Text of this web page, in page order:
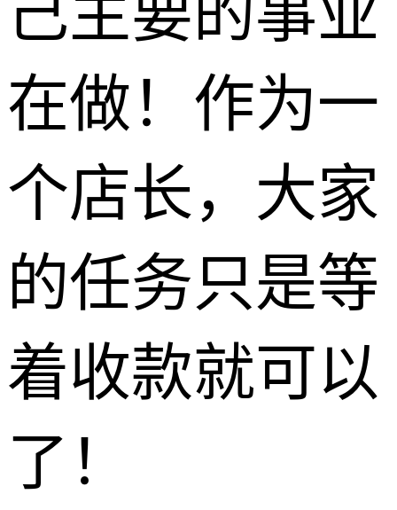
己主要的事业
在做！作为一
个店长，大家
的任务只是等
着收款就可以
了！